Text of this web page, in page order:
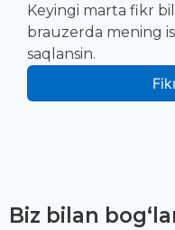
Keyingi marta fikr
brauzerda mening
saqlansin.
Biz bilan